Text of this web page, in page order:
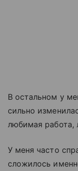
В остальном у
сильно
любимая работа,
У меня часто
сложилось